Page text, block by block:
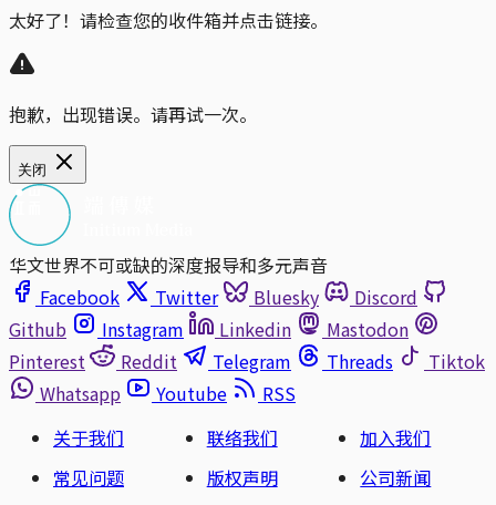
太好了！请检查您的收件箱并点击链接。
抱歉，出现错误。请再试一次。
关闭
华文世界不可或缺的深度报导和多元声音
Facebook
Twitter Bluesky
Discord
Github
Instagram Linkedin
Mastodon
Pinterest
Reddit Telegram Threads
Tiktok
Whatsapp
Youtube
RSS
关于我们
联络我们
加入我们
常见问题
版权声明 公司新闻